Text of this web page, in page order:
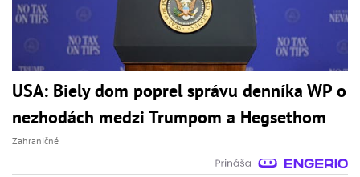
USA: Biely dom poprel správu denníka WP o
nezhodách medzi Trumpom a Hegsethom
Zahraničné